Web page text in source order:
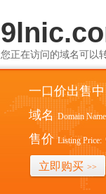
您正在访问的域名可以
一口价出售
域名 Domain
售价 Listing Price:
立即购买 >>